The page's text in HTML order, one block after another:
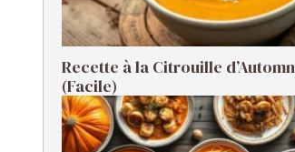
Recette à la Citrouille
(Facile)